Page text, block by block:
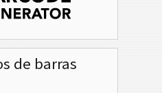
de barras